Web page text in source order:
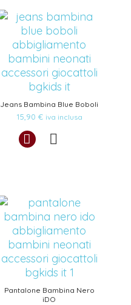
Jeans Bambina Blue Boboli
15,90 € iva inclusa
Pantalone Bambina Nero
iDO